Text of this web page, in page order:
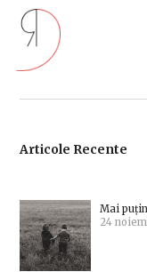
Articole Recente
Mai
24